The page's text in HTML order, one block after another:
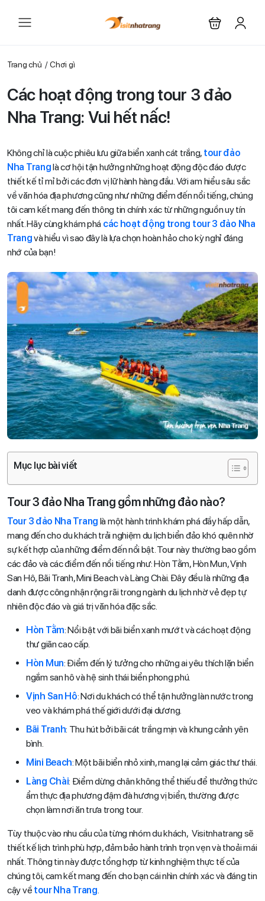
Trang chủ Chơi gì
Các hoạt động trong tour 3 đảo
Nha Trang: Vui hết nấc!
Không chỉ là cuộc phiêu lưu giữa biển xanh cát trắng, tour đảo
Nha Tranglà cơ hội tận hưởng những hoạt động độc đáo được
thiết kế tỉ mỉ bởi các đơn vị lữ hành hàng đầu. Với am hiểu sâu sắc
về văn hóa địa phương cũng như những điểm đến nổi tiếng, chúng
tôi cam kết mang đến thông tin chính xác từ những nguồn uy tín
nhất. Hãy cùng khám phá các hoạt động trong tour 3 đảo Nha
Trangvà hiểu vì sao đây là lựa chọn hoàn hảo cho kỳ nghỉ đáng
nhớ của bạn!
Mục lục bài viết
Tour 3 đảo Nha Trang gồm những đảo nào?
Tour 3 đảo Nha Trang là một hành trình khám phá đầy hấp dẫn,
mang đến cho du khách trải nghiệm du lịch biển đảo khó quên nhờ
sự kết hợp của những điểm đến nổi bật. Tour này thường bao gồm
các đảo và các điểm đến nổi tiếng như: Hòn Tằm, Hòn Mun, Vịnh
San Hô, Bãi Tranh, Mini Beach và Làng Chài. Đây đều là những địa
danh được công nhận rộng rãi trong ngành du lịch nhờ vẻ đẹp tự
nhiên độc đáo và giá trị văn hóa đặc sắc.
Hòn Tằm: Nổi bật với bãi biển xanh mướt và các hoạt động
thư giãn cao cấp.
Hòn Mun: Điểm đến lý tưởng cho những ai yêu thích lặn biển
ngắm san hô và hệ sinh thái biển phong phú.
Vịnh San Hô: Nơi du khách có thể tận hưởng làn nước trong
veo và khám phá thế giới dưới đại dương.
Bãi Tranh: Thu hút bởi bãi cát trắng mịn và khung cảnh yên
bình.
Mini Beach: Một bãi biển nhỏ xinh, mang lại cảm giác thư thái.
Làng Chài: Điểm dừng chân không thể thiếu để thưởng thức
ẩm thực địa phương đậm đà hương vị biển, thường được
chọn làm nơi ăn trưa trong tour.
Tùy thuộc vào nhu cầu của từng nhóm du khách, Visitnhatrang sẽ
thiết kế lịch trình phù hợp, đảm bảo hành trình trọn vẹn và thoải mái
nhất. Thông tin này được tổng hợp từ kinh nghiệm thực tế của
chúng tôi, cam kết mang đến cho bạn cái nhìn chính xác và đáng tin
cậy về tour Nha Trang